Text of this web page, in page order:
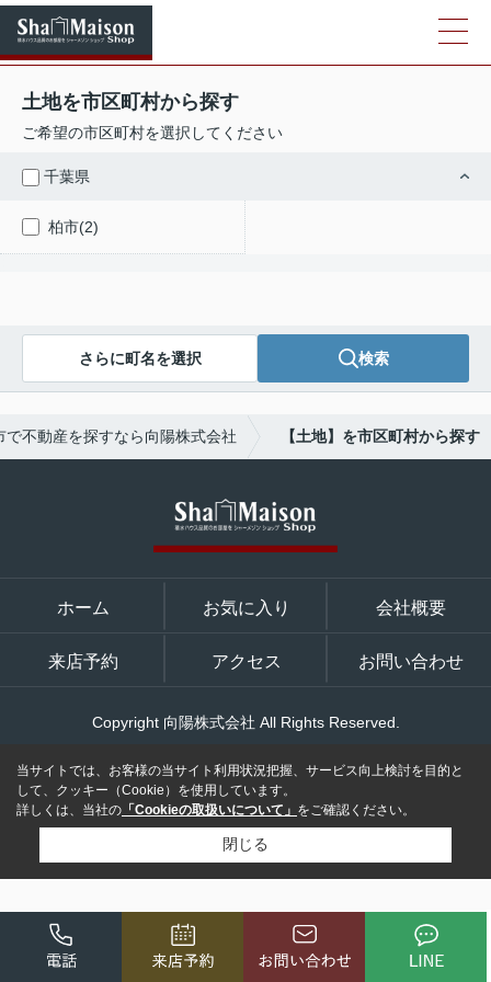
土地を市区町村から探す
ご希望の市区町村を選択してください
千葉県
柏市(2)
さらに町名を選択 検索
で不動産を探すなら向陽株式会社 【土地】を市区町村から探す
ホーム お気に入り 会社概要
来店予約 アクセス お問い合わせ
Copyright 向陽株式会社 All Rights Reserved.
当サイトでは、お客様の当サイト利用状況把握、サービス向上検討を目的と
して、クッキー（Cookie）を使用しています。
詳しくは、当社の 「Cookieの取扱いについて」 をご確認ください。
閉じる